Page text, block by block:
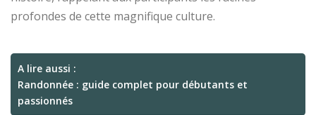
profondes de cette magnifique culture.
A lire aussi :
Randonnée : guide complet pour débutants et
passionnés